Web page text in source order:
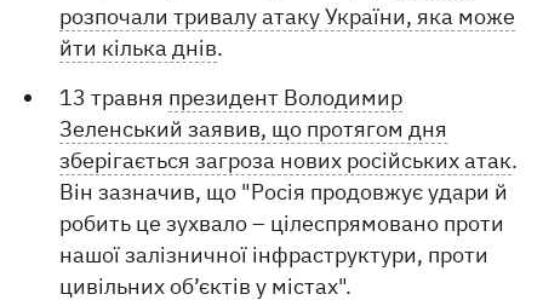
розпочали тривалу атаку України, яка може
йти кілька днів.
13 травня президент Володимир
Зеленський заявив, що протягом дня
зберігається загроза нових російських атак.
Він зазначив, що "Росія продовжує удари й
робить це зухвало – цілеспрямовано проти
нашої залізничної інфраструктури, проти
цивільних об’єктів у містах".